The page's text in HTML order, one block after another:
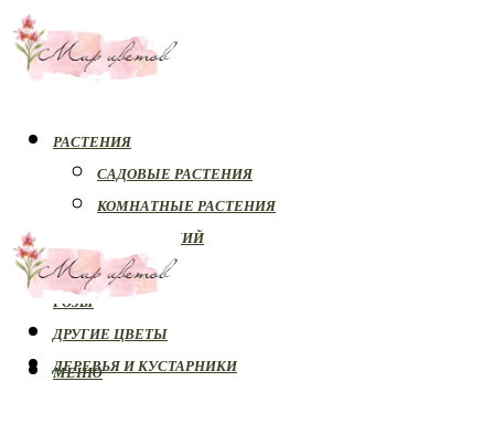
РАСТЕНИЯ
САДОВЫЕ РАСТЕНИЯ
КОМНАТНЫЕ РАСТЕНИЯ
БОЛЕЗНИ РАСТЕНИЙ
ОРХИДЕИ
РОЗЫ
ДРУГИЕ ЦВЕТЫ
ДЕРЕВЬЯ И КУСТАРНИКИ
МЕНЮ